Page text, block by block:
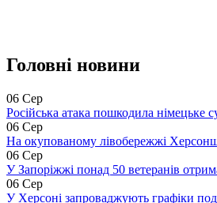
Головні новини
06 Сер
Російська атака пошкодила німецьке
06 Сер
На окупованому лівобережжі
06 Сер
У Запоріжжі понад 50 ветеранів
06 Сер
У Херсоні запроваджують графіки